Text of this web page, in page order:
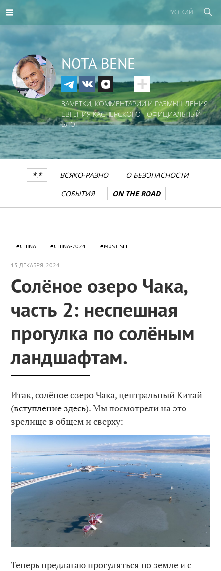
РУССКИЙ
NOTA BENE
ЗАМЕТКИ, КОММЕНТАРИИ И РАЗМЫШЛЕНИЯ
ЕВГЕНИЯ КАСПЕРСКОГО - ОФИЦИАЛЬНЫЙ
БЛОГ
*.* ВСЯКО-РАЗНО
О БЕЗОПАСНОСТИ
СОБЫТИЯ
ON THE ROAD
#CHINA #CHINA-2024 #MUST SEE
15 ДЕКАБРЯ, 2024
Солёное озеро Чака,
часть 2: неспешная
прогулка по солёным
ландшафтам.
Итак, солёное озеро Чака, центральный Китай
(вступление здесь). Мы посмотрели на это
зрелище в общем и сверху:
Теперь предлагаю прогуляться по земле и с